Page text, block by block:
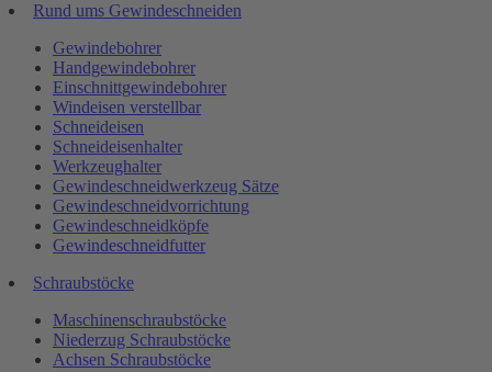
Rund ums Gewindeschneiden
Gewindebohrer
Handgewindebohrer
Einschnittgewindebohrer
Windeisen verstellbar
Schneideisen
Schneideisenhalter
Werkzeughalter
Gewindeschneidwerkzeug Sätze
Gewindeschneidvorrichtung
Gewindeschneidköpfe
Gewindeschneidfutter
Schraubstöcke
Maschinenschraubstöcke
Niederzug Schraubstöcke
Achsen Schraubstöcke